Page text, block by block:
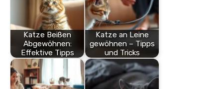
Katze Beißen
Abgewöhnen:
Effektive Tipps
Katze an Leine
gewöhnen – Tipps
und Tricks